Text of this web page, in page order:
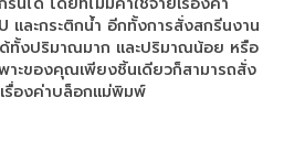
และกระติกน้ำ อีกทั้งการสั่งสกรีนงาน
ทั้งปริมาณมาก และปริมาณน้อย หรือ
าะของคุณเพียงชิ้นเดียวก็สามารถสั่ง
รื่องค่าบล็อกแม่พิมพ์